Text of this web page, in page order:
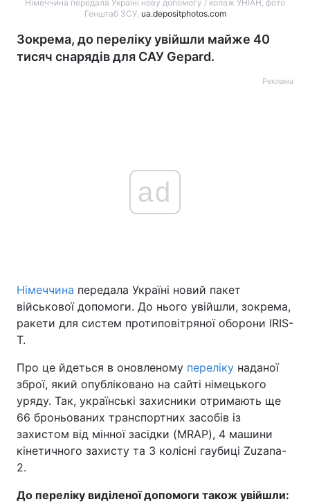
Головна Війна
Україна Політика
Спорт Наука
Техно і зв'язок Лайт
Зброя Інциденти
Німеччина передала Україні нову допомогу / колаж УНІАН, фото
Генштаб ЗСУ, ua.depositphotos.com
Зокрема, до переліку увійшли майже 40
тисяч снарядів для САУ Gepard.
Реклама
ad
Німеччина передала Україні новий пакет
військової допомоги. До нього увійшли, зокрема,
ракети для систем протиповітряної оборони IRIS-
T.
Про це йдеться в оновленому переліку наданої
зброї, який опубліковано на сайті німецького
уряду. Так, українські захисники отримають ще
66 броньованих транспортних засобів із
захистом від мінної засідки (MRAP), 4 машини
кінетичного захисту та 3 колісні гаубиці Zuzana-
2.
До переліку виділеної допомоги також увійшли: